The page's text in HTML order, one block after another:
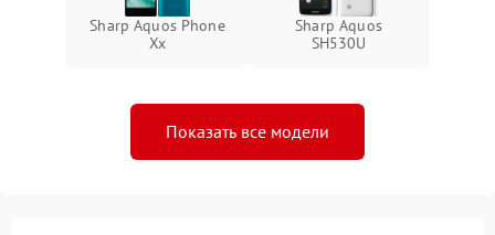
Sharp Aquos Phone
Xx
Sharp Aquos
SH530U
Показать все модели